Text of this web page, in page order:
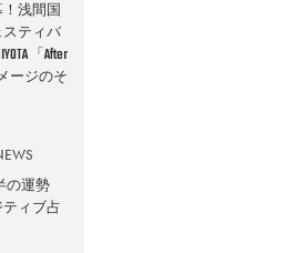
浅間国
ティバ
「After
ージのそ
の運勢
ティブ占